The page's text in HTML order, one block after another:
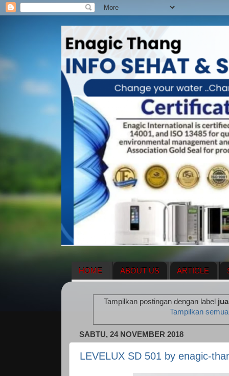
HOME ABOUT US ARTICLE
ENAGIC COMPENSATION PLAN
Tampilkan postingan dengan label
Tampilkan
SABTU, 24 NOVEMBER 2018
LEVELUX SD 501 by enagic-